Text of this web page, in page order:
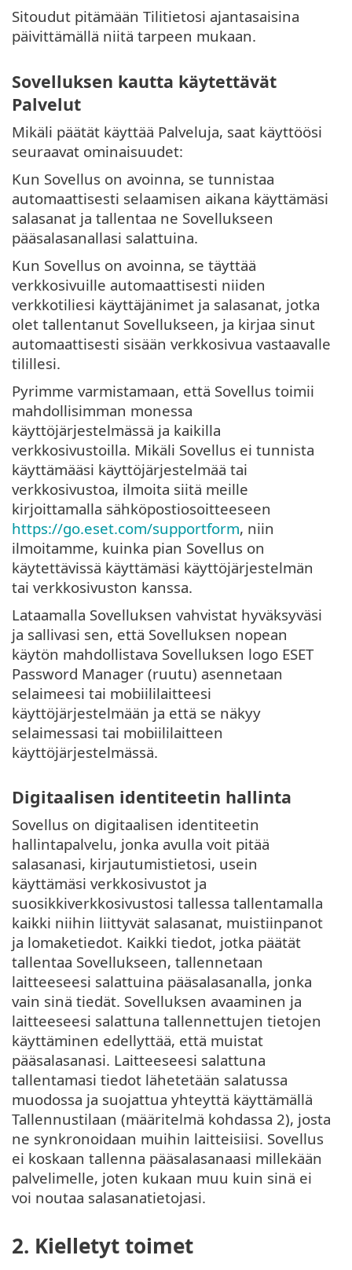
Sitoudut pitämään Tilitietosi ajantasaisina
päivittämällä niitä tarpeen mukaan.
Sovelluksen kautta käytettävät
Palvelut
Mikäli päätät käyttää Palveluja, saat käyttöösi
seuraavat ominaisuudet:
Kun Sovellus on avoinna, se tunnistaa
automaattisesti selaamisen aikana käyttämäsi
salasanat ja tallentaa ne Sovellukseen
pääsalasanallasi salattuina.
Kun Sovellus on avoinna, se täyttää
verkkosivuille automaattisesti niiden
verkkotiliesi käyttäjänimet ja salasanat, jotka
olet tallentanut Sovellukseen, ja kirjaa sinut
automaattisesti sisään verkkosivua vastaavalle
tilillesi.
Pyrimme varmistamaan, että Sovellus toimii
mahdollisimman monessa
käyttöjärjestelmässä ja kaikilla
verkkosivustoilla. Mikäli Sovellus ei tunnista
käyttämääsi käyttöjärjestelmää tai
verkkosivustoa, ilmoita siitä meille
kirjoittamalla sähköpostiosoitteeseen
https://go.eset.com/supportform, niin
ilmoitamme, kuinka pian Sovellus on
käytettävissä käyttämäsi käyttöjärjestelmän
tai verkkosivuston kanssa.
Lataamalla Sovelluksen vahvistat hyväksyväsi
ja sallivasi sen, että Sovelluksen nopean
käytön mahdollistava Sovelluksen logo ESET
Password Manager (ruutu) asennetaan
selaimeesi tai mobiililaitteesi
käyttöjärjestelmään ja että se näkyy
selaimessasi tai mobiililaitteen
käyttöjärjestelmässä.
Digitaalisen identiteetin hallinta
Sovellus on digitaalisen identiteetin
hallintapalvelu, jonka avulla voit pitää
salasanasi, kirjautumistietosi, usein
käyttämäsi verkkosivustot ja
suosikkiverkkosivustosi tallessa tallentamalla
kaikki niihin liittyvät salasanat, muistiinpanot
ja lomaketiedot. Kaikki tiedot, jotka päätät
tallentaa Sovellukseen, tallennetaan
laitteeseesi salattuina pääsalasanalla, jonka
vain sinä tiedät. Sovelluksen avaaminen ja
laitteeseesi salattuna tallennettujen tietojen
käyttäminen edellyttää, että muistat
pääsalasanasi. Laitteeseesi salattuna
tallentamasi tiedot lähetetään salatussa
muodossa ja suojattua yhteyttä käyttämällä
Tallennustilaan (määritelmä kohdassa 2), josta
ne synkronoidaan muihin laitteisiisi. Sovellus
ei koskaan tallenna pääsalasanaasi millekään
palvelimelle, joten kukaan muu kuin sinä ei
voi noutaa salasanatietojasi.
2. Kielletyt toimet